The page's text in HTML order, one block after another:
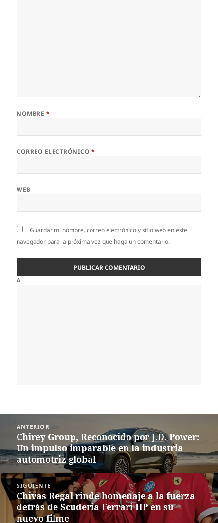
NOMBRE *
CORREO ELECTRÓNICO *
WEB
Guardar mi nombre, correo electrónico y sitio web en este
navegador para la próxima vez que haga un comentario.
Δ
entradas
ANTERIOR
Entrada
anterior:
Chirey Group, Reconocido por J.D. Power:
Un impulso imparable en la industria
automotriz global
SIGUIENTE
Siguiente
entrada:
Chivas Regal rinde homenaje a la fuerza
detrás de Scuderia Ferrari HP en su
nuevo filme